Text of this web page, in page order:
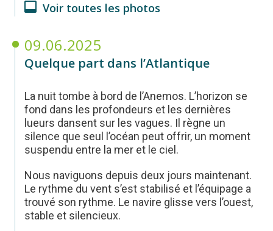
Voir toutes les photos
09.06.2025
Quelque part dans l’Atlantique
La nuit tombe à bord de l’Anemos. L’horizon se
fond dans les profondeurs et les dernières
lueurs dansent sur les vagues. Il règne un
silence que seul l’océan peut offrir, un moment
suspendu entre la mer et le ciel.
Nous naviguons depuis deux jours maintenant.
Le rythme du vent s’est stabilisé et l’équipage a
trouvé son rythme. Le navire glisse vers l’ouest,
stable et silencieux.